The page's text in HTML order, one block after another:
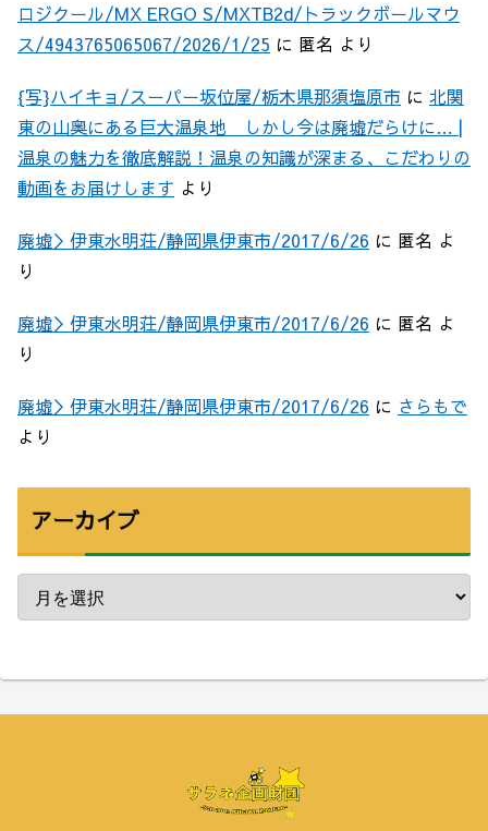
ロジクール/MX ERGO S/MXTB2d/トラックボールマウ
ス/4943765065067/2026/1/25 に 匿名 より
{写}ハイキョ/スーパー坂位屋/栃木県那須塩原市 に 北関
東の山奥にある巨大温泉地 しかし今は廃墟だらけに… |
温泉の魅力を徹底解説！温泉の知識が深まる、こだわりの
動画をお届けします より
廃墟＞伊東水明荘/静岡県伊東市/2017/6/26 に 匿名 よ
り
廃墟＞伊東水明荘/静岡県伊東市/2017/6/26 に 匿名 よ
り
廃墟＞伊東水明荘/静岡県伊東市/2017/6/26 に さらもで
より
アーカイブ